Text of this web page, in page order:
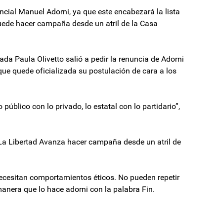
Manuel Adorni, ya que este encabezará la lista
hacer campaña desde un atril de la Casa
Paula Olivetto salió a pedir la renuncia de Adorni
quede oficializada su postulación de cara a los
con lo privado, lo estatal con lo partidario”,
Libertad Avanza hacer campaña desde un atril de
comportamientos éticos. No pueden repetir
que lo hace adorni con la palabra Fin.
el quiebre en la Provincia de Buenos Aires
Milei: “¡Dale hermano! Dejá de decir estupideces”